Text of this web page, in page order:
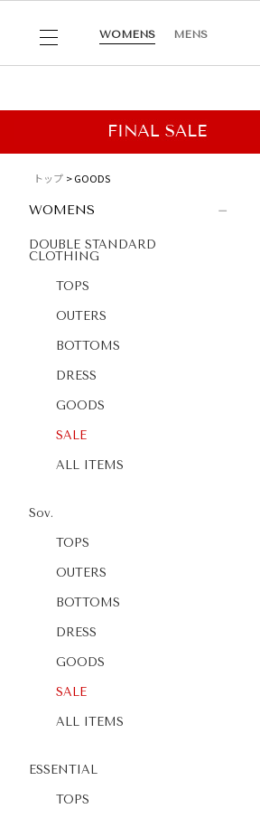
WOMENS MENS
トップ GOODS
WOMENS
DOUBLE STANDARD
CLOTHING
TOPS
OUTERS
BOTTOMS
DRESS
GOODS
SALE
ALL ITEMS
Sov.
TOPS
OUTERS
BOTTOMS
DRESS
GOODS
SALE
ALL ITEMS
ESSENTIAL
TOPS